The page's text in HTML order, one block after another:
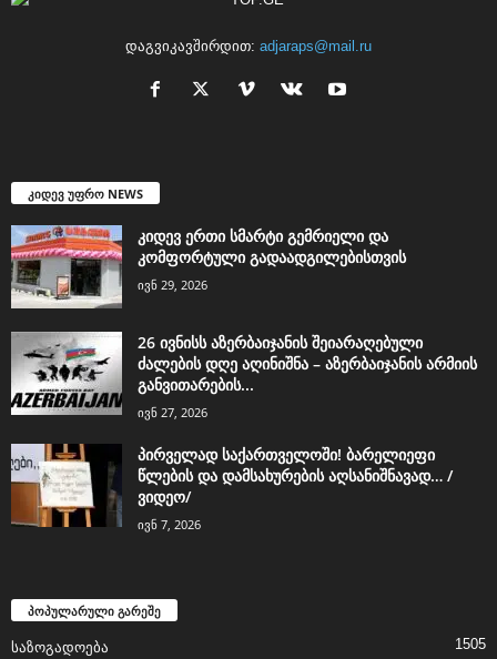
დაგვიკავშირდით: adjaraps@mail.ru
კიდევ უფრო NEWS
კიდევ ერთი სმარტი გემრიელი და
კომფორტული გადაადგილებისთვის
ივნ 29, 2026
26 ივნისს აზერბაიჯანის შეიარაღებული
ძალების დღე აღინიშნა – აზერბაიჯანის არმიის
განვითარების...
ივნ 27, 2026
პირველად საქართველოში! ბარელიეფი
წლების და დამსახურების აღსანიშნავად… /
ვიდეო/
ივნ 7, 2026
პოპულარული გარეშე
საზოგადოება 1505